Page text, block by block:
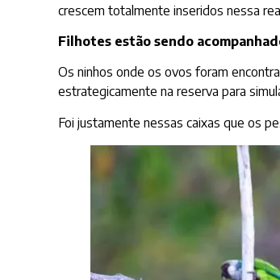
crescem totalmente inseridos nessa
Filhotes estão sendo
Os ninhos onde os ovos foram
estrategicamente na reserva para
Foi justamente nessas caixas que os